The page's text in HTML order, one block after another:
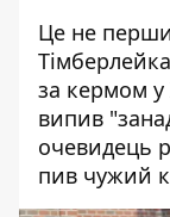
Це не
за кермом у
випив
очевидець
пив чужий